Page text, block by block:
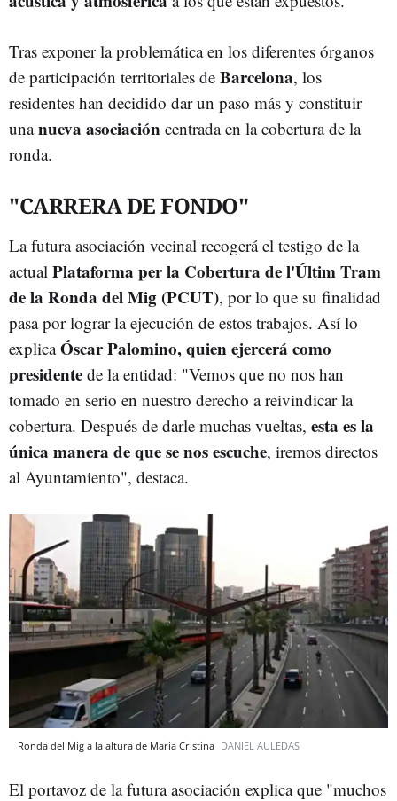
Tras exponer la problemática en los diferentes órganos
de participación territoriales de Barcelona, los
residentes han decidido dar un paso más y constituir
unanueva asociación centrada en la cobertura de la
ronda.
"CARRERA DE FONDO"
La futura asociación vecinal recogerá el testigo de la
actual Plataforma per la Cobertura de l'Últim Tram
de la Ronda del Mig (PCUT), por lo que su finalidad
pasa por lograr la ejecución de estos trabajos. Así lo
explicaÓscar Palomino, quien ejercerá como
presidente de la entidad: "Vemos que no nos han
tomado en serio en nuestro derecho a reivindicar la
cobertura. Después de darle muchas vueltas, esta es la
única manera de que se nos escuche, iremos directos
al Ayuntamiento", destaca.
Ronda del Mig a la altura de Maria Cristina DANIEL AULEDAS
El portavoz de la futura asociación explica que "muchos